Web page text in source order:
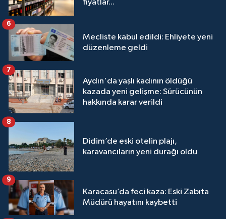
fiyatlar...
Mecliste kabul edildi: Ehliyete yeni
düzenleme geldi
6
Aydın'da yaşlı kadının öldüğü
kazada yeni gelişme: Sürücünün
hakkında karar verildi
7
Didim’de eski otelin plajı,
karavancıların yeni durağı oldu
8
Karacasu’da feci kaza: Eski Zabıta
Müdürü hayatını kaybetti
9